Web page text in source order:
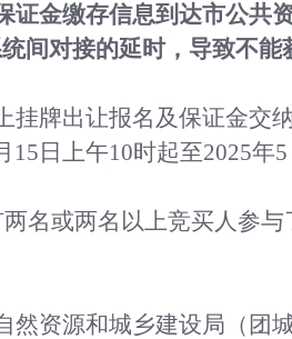
证金缴存信息到达市公共
间对接的延时，导致不能
牌出让报名及保证金交
15 日上午10时起至2025年5
名或两名以上竞买人参
然资源和城乡建设局 （团